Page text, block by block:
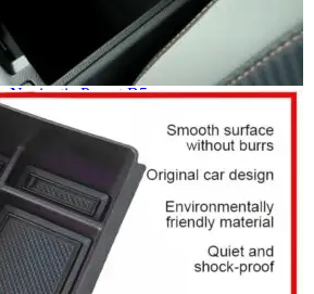
Navigație Mercedes W204
Navigație Mercedes W211
Navigație Mercedes Sprinter
Navigație Passat B5
Navigație Passat B5 5
Navigație Passat B6
Navigație Passat B7
Navigație Passat B8
Navigație Passat CC
Navigație Skoda Fabia 1
Navigație Skoda Fabia 2
Navigație Skoda Octavia 1
Navigație Skoda Octavia 2